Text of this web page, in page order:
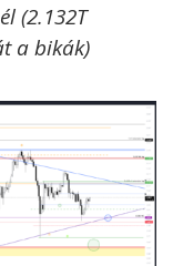
(2.132T
a bikák)